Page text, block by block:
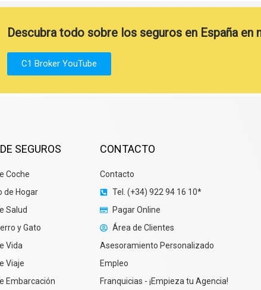
Descubra todo sobre los seguros en España en
C1 Broker YouTube
SEGUROS
Coche
de Hogar
Salud
y Gato
Vida
Viaje
Embarcación
CONTACTO
Contacto
Tel. (+34) 922 94 16 10*
Pagar Online
Área de Clientes
Asesoramiento Personalizado
Empleo
Franquicias - ¡Empieza tu Agencia!